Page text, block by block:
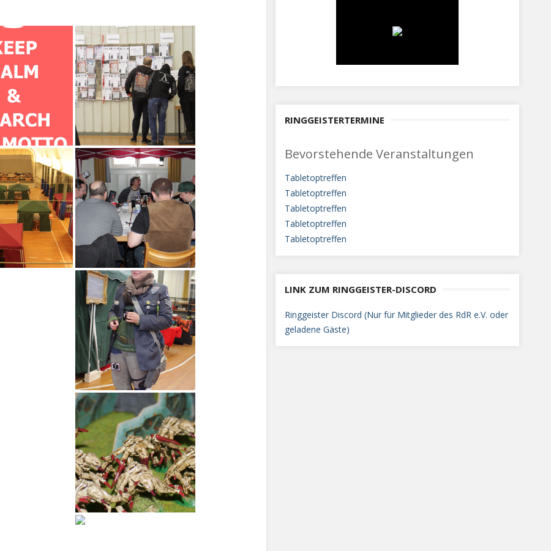
RINGGEISTERTERMINE
Bevorstehende Veranstaltungen
Tabletoptreffen
Tabletoptreffen
Tabletoptreffen
Tabletoptreffen
Tabletoptreffen
LINK ZUM RINGGEISTER-DISCORD
Ringgeister Discord (Nur für Mitglieder des RdR e.V. oder
geladene Gäste)